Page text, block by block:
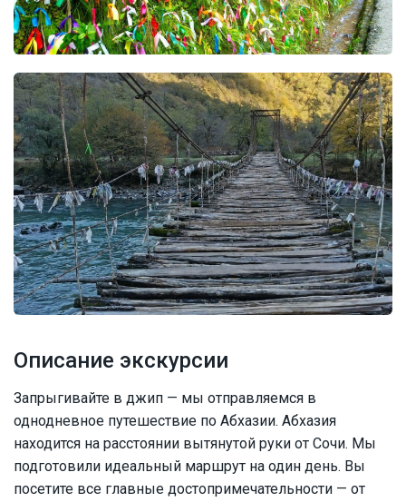
Описание экскурсии
Запрыгивайте в джип — мы отправляемся в
однодневное путешествие по Абхазии. Абхазия
находится на расстоянии вытянутой руки от Сочи. Мы
подготовили идеальный маршрут на один день. Вы
посетите все главные достопримечательности — от